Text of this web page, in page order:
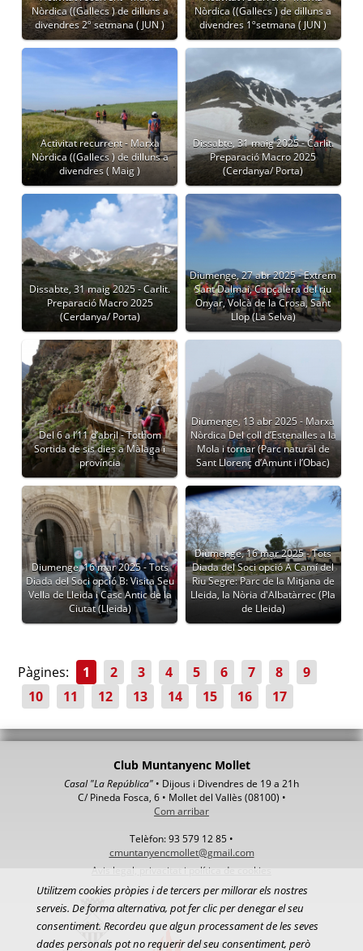
Nòrdica ((Gallecs ) de dilluns a
divendres 2º setmana ( JUN )
Nòrdica ((Gallecs ) de dilluns a
divendres 1ºsetmana ( JUN )
Activitat recurrent - Marxa
Nòrdica ((Gallecs ) de dilluns a
divendres ( Maig )
Dissabte, 31 maig 2025 - Carlit.
Preparació Macro 2025
(Cerdanya/ Porta)
Dissabte, 31 maig 2025 - Carlit.
Preparació Macro 2025
(Cerdanya/ Porta)
Diumenge, 27 abr 2025 - Extrem
Sant Dalmai, Capçalera del riu
Onyar, Volcà de la Crosa, Sant
Llop (La Selva)
Del 6 a l’11 d’abril - Tothom
Sortida de sis dies a Màlaga i
província
Diumenge, 13 abr 2025 - Marxa
Nòrdica Del coll d’Estenalles a la
Mola i tornar (Parc natural de
Sant Llorenç d’Amunt i l’Obac)
Diumenge, 16 mar 2025 - Tots
Diada del Soci opció B: Visita Seu
Vella de Lleida i Casc Antic de la
Ciutat (Lleida)
Diumenge, 16 mar 2025 - Tots
Diada del Soci opció A Camí del
Riu Segre: Parc de la Mitjana de
Lleida, la Nòria d'Albatàrrec (Pla
de Lleida)
Pàgines: 1 2 3 4 5 6 7 8
9
10
11 12 13 14 15 16 17
Club Muntanyenc Mollet
Casal "La República" • Dijous i Divendres de 19 a 21h
C/ Pineda Fosca, 6 • Mollet del Vallès (08100) •
Com arribar
Telèfon: 93 579 12 85 •
cmuntanyencmollet@gmail.com
Avis legal, privacitat i política de cookies
Utilitzem cookies pròpies i de tercers per millorar els nostres
serveis. De forma alternativa, pot fer clic per denegar el seu
consentiment. Recordeu que algun processament de les seves
dades personals pot no requerir del seu consentiment, però